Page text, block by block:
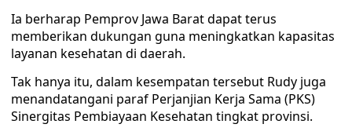
Ia berharap Pemprov Jawa Barat dapat terus
memberikan dukungan guna meningkatkan kapasitas
layanan kesehatan di daerah.
Tak hanya itu, dalam kesempatan tersebut Rudy juga
menandatangani paraf Perjanjian Kerja Sama (PKS)
Sinergitas Pembiayaan Kesehatan tingkat provinsi.